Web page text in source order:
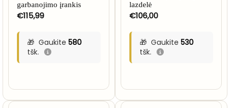
garbanojimo įrankis
€115,99
Gaukite 580
tšk.
lazdelė
€106,00
Gaukite 530
tšk.